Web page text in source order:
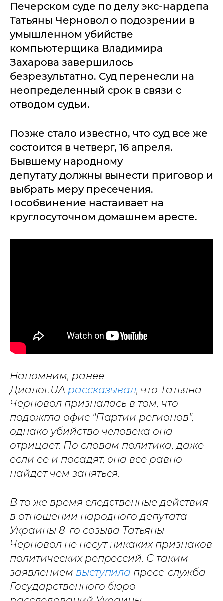
Печерском суде по делу экс-нардепа
Татьяны Черновол о подозрении в
умышленном убийстве
компьютерщика Владимира
Захарова завершилось
безрезультатно. Суд перенесли на
неопределенный срок в связи с
отводом судьи.
Позже стало известно, что суд все же
состоится в четверг, 16 апреля.
Бывшему народному
депутату должны вынести приговор и
выбрать меру пресечения.
Гособвинение настаивает на
круглосуточном домашнем аресте.
Напомним, ранее
Диалог.UA рассказывал, что Татьяна
Черновол призналась в том, что
подожгла офис "Партии регионов",
однако убийство человека она
отрицает. По словам политика, даже
если ее и посадят, она все равно
найдет чем заняться.
В то же время следственные действия
в отношении народного депутата
Украины 8-го созыва Татьяны
Черновол не несут никаких признаков
политических репрессий. С таким
заявлением выступила пресс-служба
Государственного бюро